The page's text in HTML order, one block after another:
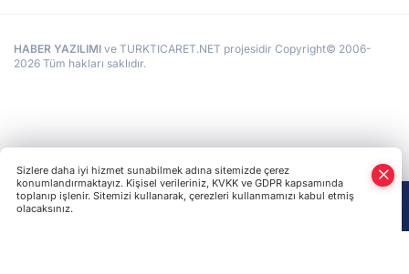
HABER YAZILIMI ve TURKTICARET.NET projesidir Copyright© 2006-
2026 Tüm hakları saklıdır.
Sizlere daha iyi hizmet sunabilmek adına sitemizde çerez
konumlandırmaktayız. Kişisel verileriniz, KVKK ve GDPR kapsamında
toplanıp işlenir. Sitemizi kullanarak, çerezleri kullanmamızı kabul etmiş
olacaksınız.